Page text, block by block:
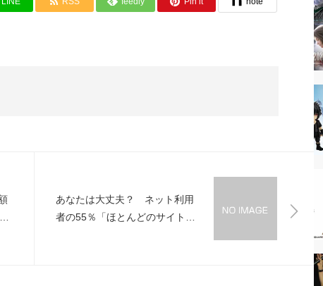
あなたは大丈夫？ ネット利用
者の55％「ほとんどのサイトで